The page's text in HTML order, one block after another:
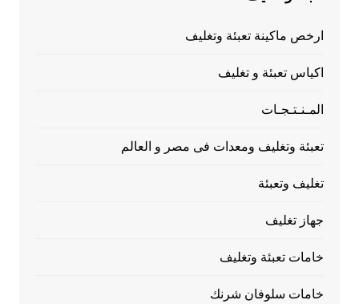
ارخص ماكينة تعبئة وتغليف
اكياس تعبئة و تغليف
المـنـتـجـات
تعبئة وتغليف ومعدات فى مصر و العالم
تغليف وتعبئة
جهاز تغليف
خامات تعبئة وتغليف
خامات سلوفان شرنك